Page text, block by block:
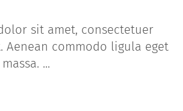
sit amet, consectetuer
Aenean commodo ligula eget
...